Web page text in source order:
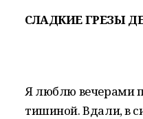
СЛАДКИЕ ГРЕЗЫ
Я люблю вечерами
тишиной. Вдали, в